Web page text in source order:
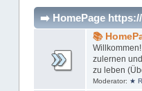
➡️ HomePage
📚
zulernen
zu leben
Moderator: ★